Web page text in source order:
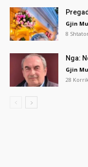
Gjin
8
Nga:
Gjin
28